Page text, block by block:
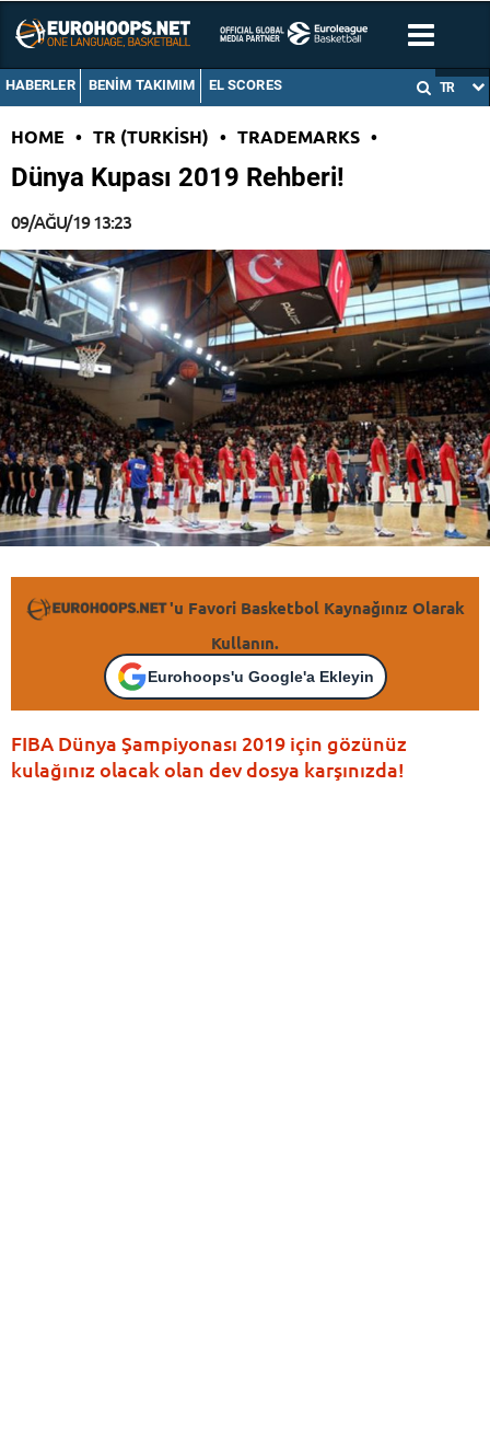
HABERLER BENIM TAKIMIM EL SCORES TR
HOME • TR (TURKISH) • TRADEMARKS •
Dünya Kupası 2019 Rehberi!
09/AĞU/19 13:23
'u Favori Basketbol Kaynağınız Olarak
Kullanın.
Eurohoops'u Google'a Ekleyin
FIBA Dünya Şampiyonası 2019 için gözünüz
kulağınız olacak olan dev dosya karşınızda!